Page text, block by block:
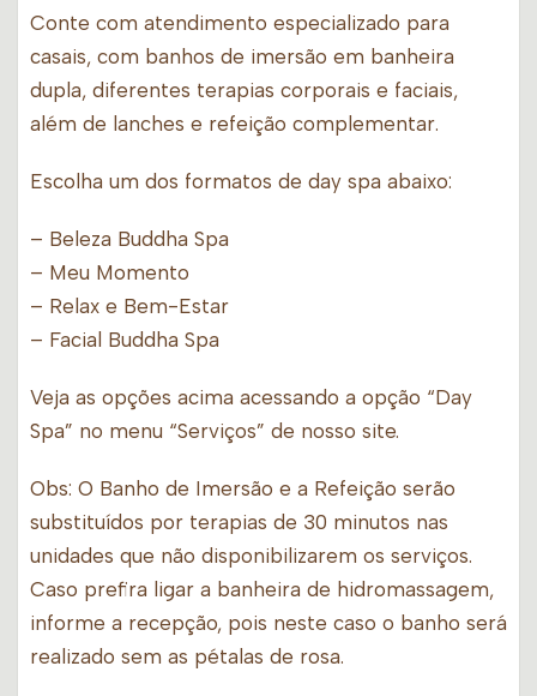
Conte com atendimento especializado para
casais, com banhos de imersão em banheira
dupla, diferentes terapias corporais e faciais,
além de lanches e refeição complementar.
Escolha um dos formatos de day spa abaixo:
– Beleza Buddha Spa
– Meu Momento
– Relax e Bem-Estar
– Facial Buddha Spa
Veja as opções acima acessando a opção “Day
Spa” no menu “Serviços” de nosso site.
Obs: O Banho de Imersão e a Refeição serão
substituídos por terapias de 30 minutos nas
unidades que não disponibilizarem os serviços.
Caso prefira ligar a banheira de hidromassagem,
informe a recepção, pois neste caso o banho será
realizado sem as pétalas de rosa.